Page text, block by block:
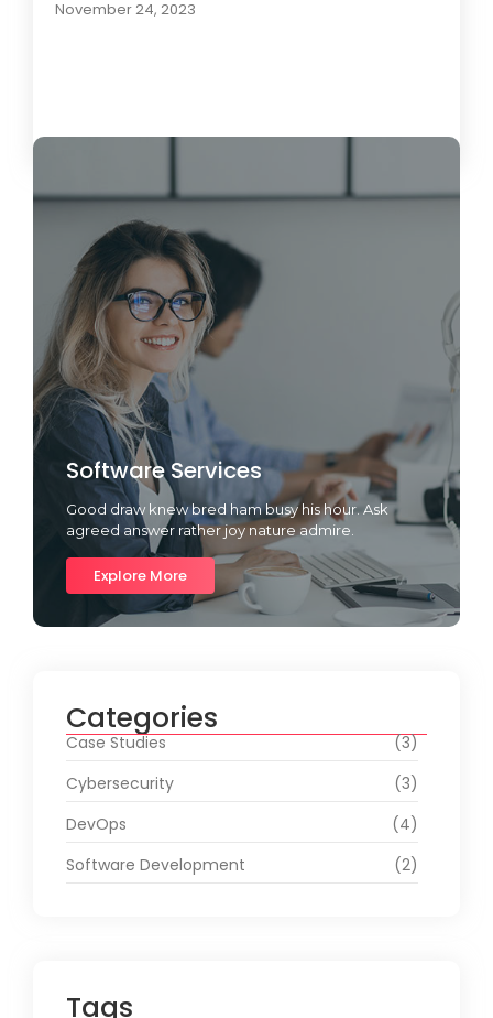
November 24, 2023
Software Services
Good draw knew bred ham busy his hour. Ask
agreed answer rather joy nature admire.
Explore More
Categories
Case Studies
(3)
Cybersecurity
(3)
DevOps
(4)
Software Development
(2)
Tags